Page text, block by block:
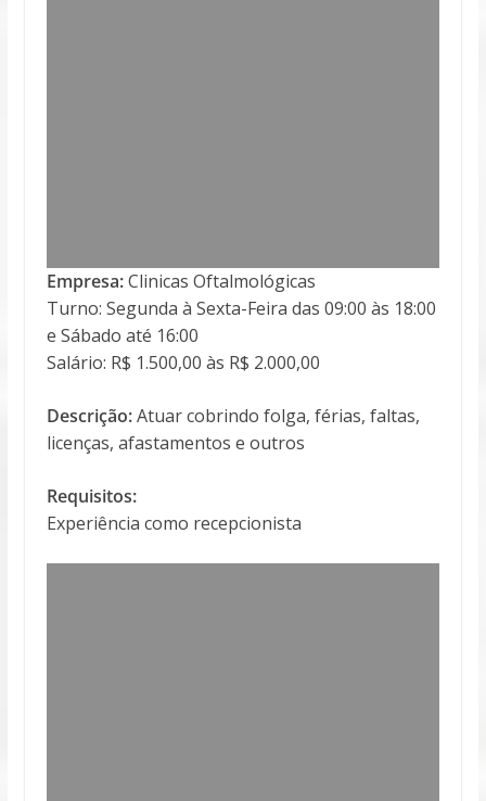
Empresa:Clinicas Oftalmológicas
Turno: Segunda à Sexta-Feira das 09:00 às 18:00
e Sábado até 16:00
Salário: R$ 1.500,00 às R$ 2.000,00
Descrição:Atuar cobrindo folga, férias, faltas,
licenças, afastamentos e outros
Requisitos:
Experiência como recepcionista